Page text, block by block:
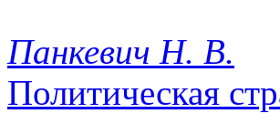
Панкевич Н. В.
Политическая